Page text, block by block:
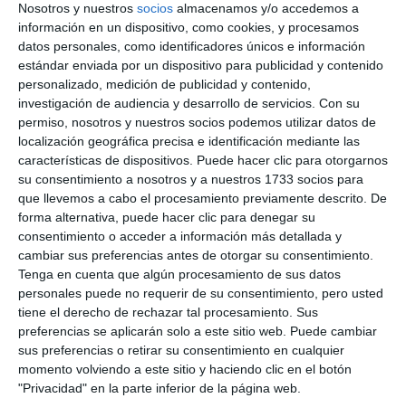
Nosotros y nuestros socios almacenamos y/o accedemos a
información en un dispositivo, como cookies, y procesamos
datos personales, como identificadores únicos e información
estándar enviada por un dispositivo para publicidad y contenido
personalizado, medición de publicidad y contenido,
investigación de audiencia y desarrollo de servicios. Con su
permiso, nosotros y nuestros socios podemos utilizar datos de
localización geográfica precisa e identificación mediante las
características de dispositivos. Puede hacer clic para otorgarnos
su consentimiento a nosotros y a nuestros 1733 socios para
que llevemos a cabo el procesamiento previamente descrito. De
forma alternativa, puede hacer clic para denegar su
consentimiento o acceder a información más detallada y
cambiar sus preferencias antes de otorgar su consentimiento.
Tenga en cuenta que algún procesamiento de sus datos
personales puede no requerir de su consentimiento, pero usted
tiene el derecho de rechazar tal procesamiento. Sus
preferencias se aplicarán solo a este sitio web. Puede cambiar
sus preferencias o retirar su consentimiento en cualquier
momento volviendo a este sitio y haciendo clic en el botón
"Privacidad" en la parte inferior de la página web.